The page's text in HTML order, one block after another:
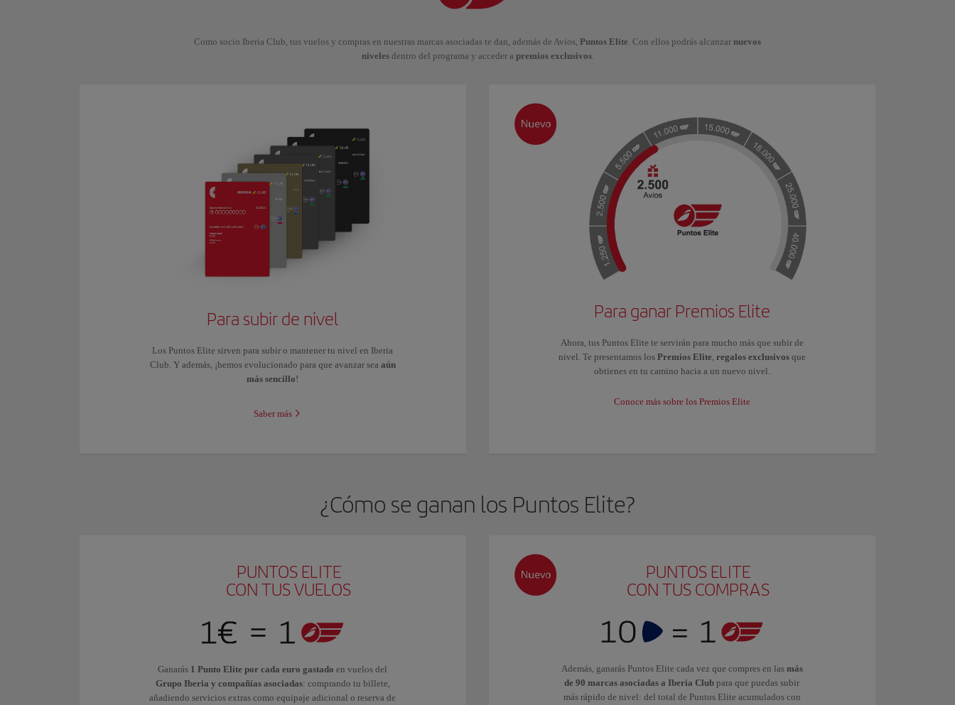
Como socio Iberia Club, tus vuelos y compras en nuestras marcas asociadas te dan, además de Avios, Puntos Elite. Con ellos podrás alcanzar nuevos
nivelesdentro del programa y acceder a premios exclusivos.
Para subir de nivel
Los Puntos Elite sirven para subir o mantener tu nivel en Iberia
Club. Y además, ¡hemos evolucionado para que avanzar sea aún
más sencillo!
Saber más
Para ganar Premios Elite
Ahora, tus Puntos Elite te servirán para mucho más que subir de
nivel. Te presentamos los Premios Elite, regalos exclusivosque
obtienes en tu camino hacia a un nuevo nivel.
Conoce más sobre los Premios Elite
¿Cómo se ganan los Puntos Elite?
PUNTOS ELITE
CON TUS VUELOS
Ganarás 1 Punto Elite por cada euro gastado en vuelos del
Grupo Iberia y compañías asociadas: comprando tu billete,
añadiendo servicios extras como equipaje adicional o reserva de
PUNTOS ELITE
CON TUS COMPRAS
Además, ganarás Puntos Elite cada vez que compres en las más
de 90 marcas asociadas a Iberia Club para que puedas subir
más rápido de nivel: del total de Puntos Elite acumulados con